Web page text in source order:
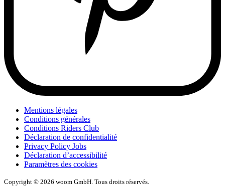
Mentions légales
Conditions générales
Conditions Riders Club
Déclaration de confidentialité
Privacy Policy Jobs
Déclaration d’accessibilité
Paramètres des cookies
Copyright © 2026 woom GmbH. Tous droits réservés.